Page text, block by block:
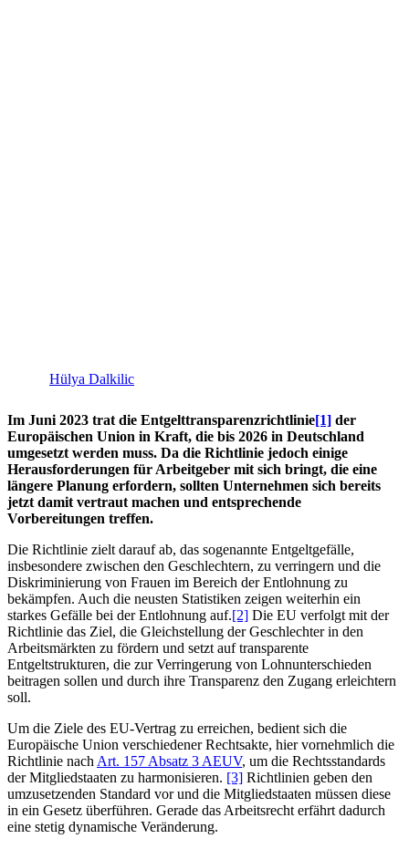
Hülya Dalkilic
Im Juni 2023 trat die Entgelttransparenzrichtlinie[1] der
Europäischen Union in Kraft, die bis 2026 in Deutschland
umgesetzt werden muss. Da die Richtlinie jedoch einige
Herausforderungen für Arbeitgeber mit sich bringt, die eine
längere Planung erfordern, sollten Unternehmen sich bereits
jetzt damit vertraut machen und entsprechende
Vorbereitungen treffen.
Die Richtlinie zielt darauf ab, das sogenannte Entgeltgefälle,
insbesondere zwischen den Geschlechtern, zu verringern und die
Diskriminierung von Frauen im Bereich der Entlohnung zu
bekämpfen. Auch die neusten Statistiken zeigen weiterhin ein
starkes Gefälle bei der Entlohnung auf.[2] Die EU verfolgt mit der
Richtlinie das Ziel, die Gleichstellung der Geschlechter in den
Arbeitsmärkten zu fördern und setzt auf transparente
Entgeltstrukturen, die zur Verringerung von Lohnunterschieden
beitragen sollen und durch ihre Transparenz den Zugang erleichtern
soll.
Um die Ziele des EU-Vertrag zu erreichen, bedient sich die
Europäische Union verschiedener Rechtsakte, hier vornehmlich die
Richtlinie nach Art. 157 Absatz 3 AEUV, um die Rechtsstandards
der Mitgliedstaaten zu harmonisieren. [3] Richtlinien geben den
umzusetzenden Standard vor und die Mitgliedstaaten müssen diese
in ein Gesetz überführen. Gerade das Arbeitsrecht erfährt dadurch
eine stetig dynamische Veränderung.